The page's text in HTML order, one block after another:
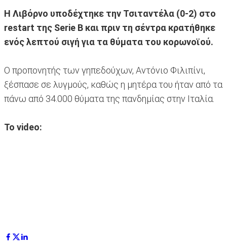
Η Λιβόρνο υποδέχτηκε την Τσιταντέλα (0-2) στο
restart της Serie B και πριν τη σέντρα κρατήθηκε
ενός λεπτού σιγή για τα θύματα του κορωνοϊού.
Ο προπονητής των γηπεδούχων, Αντόνιο Φιλιπίνι,
ξέσπασε σε λυγμούς, καθώς η μητέρα του ήταν από τα
πάνω από 34.000 θύματα της πανδημίας στην Ιταλία.
To video: